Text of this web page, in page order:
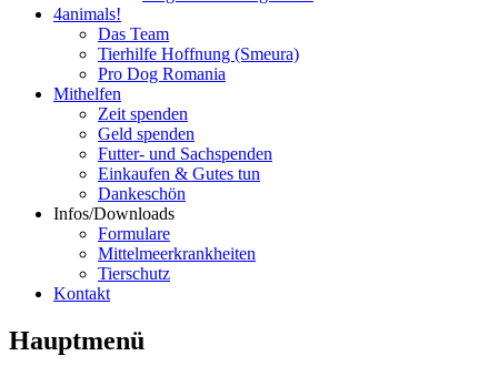
4animals!
Das Team
Tierhilfe Hoffnung (Smeura)
Pro Dog Romania
Mithelfen
Zeit spenden
Geld spenden
Futter- und Sachspenden
Einkaufen & Gutes tun
Dankeschön
Infos/Downloads
Formulare
Mittelmeerkrankheiten
Tierschutz
Kontakt
Hauptmenü